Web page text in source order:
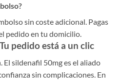
sin coste adicional. Pagas
pedido en tu domicilio.
pedido está a un clic
El sildenafil 50mg es el aliado
sin complicaciones. En